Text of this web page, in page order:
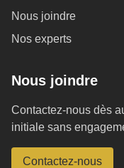
Nous joindre
Nos experts
Nous joindre
Contactez-nous dès
initiale sans
Contactez-nous